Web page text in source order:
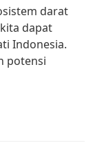
darat
dapat
Indonesia.
potensi